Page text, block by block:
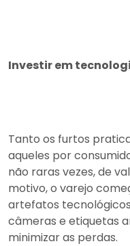
Investir em
Tanto os furtos
aqueles por
não raras vezes, de
motivo, o varejo
artefatos
câmeras e etiquetas
minimizar as perdas.